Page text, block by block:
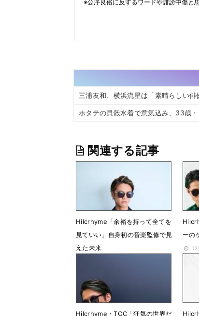
三浦友和、横浜流星は「素晴らしい
ホタテの貝殻水着で意気込み、33歳
関連する記事
Hilcrhyme「余裕を持って全てを
見ていい」自身初の音楽監修で見
えた未来
ーの
12
Hilcrhyme・TOC「狂気の世界だ